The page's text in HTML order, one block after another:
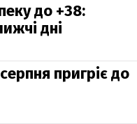
до +38:
дні
пригріє до